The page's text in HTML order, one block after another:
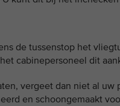
de tussenstop het
cabinepersoneel dit
vergeet dan niet al
en schoongemaakt